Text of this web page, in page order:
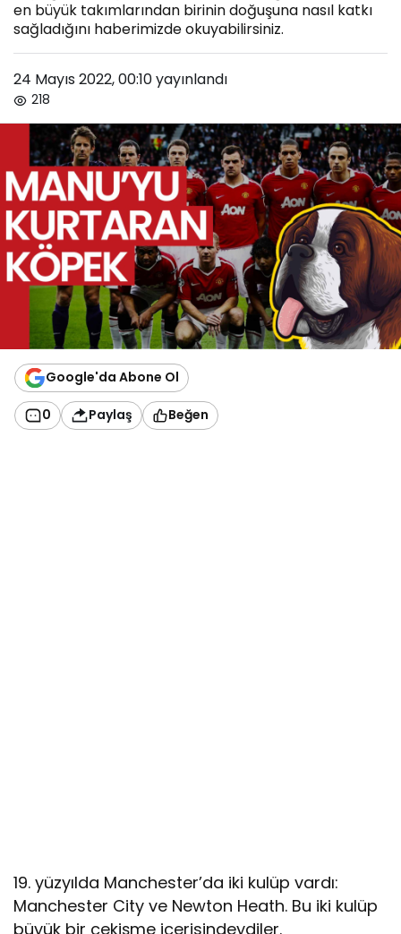
en büyük takımlarından birinin doğuşuna nasıl katkı
sağladığını haberimizde okuyabilirsiniz.
24 Mayıs 2022, 00:10yayınlandı
218
Google'da Abone Ol
0 Paylaş Beğen
19. yüzyılda Manchester’da iki kulüp vardı:
Manchester City ve Newton Heath. Bu iki kulüp
büyük bir çekişme içerisindeydiler.